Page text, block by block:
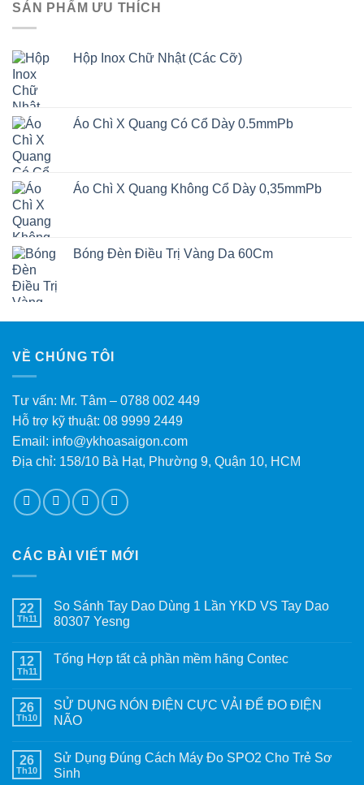
SẢN PHẨM ƯU THÍCH
Hộp Inox Chữ Nhật (Các Cỡ)
Áo Chì X Quang Có Cổ Dày 0.5mmPb
Áo Chì X Quang Không Cổ Dày 0,35mmPb
Bóng Đèn Điều Trị Vàng Da 60Cm
VỀ CHÚNG TÔI
Tư vấn: Mr. Tâm – 0788 002 449
Hỗ trợ kỹ thuật: 08 9999 2449
Email: info@ykhoasaigon.com
Địa chỉ: 158/10 Bà Hạt, Phường 9, Quận 10, HCM
CÁC BÀI VIẾT MỚI
22
Th11
So Sánh Tay Dao Dùng 1 Lần YKD VS Tay Dao
80307 Yesng
12
Th11
Tổng Hợp tất cả phần mềm hãng Contec
26
Th10
SỬ DỤNG NÓN ĐIỆN CỰC VẢI ĐỂ ĐO ĐIỆN
NÃO
26
Th10
Sử Dụng Đúng Cách Máy Đo SPO2 Cho Trẻ Sơ
Sinh